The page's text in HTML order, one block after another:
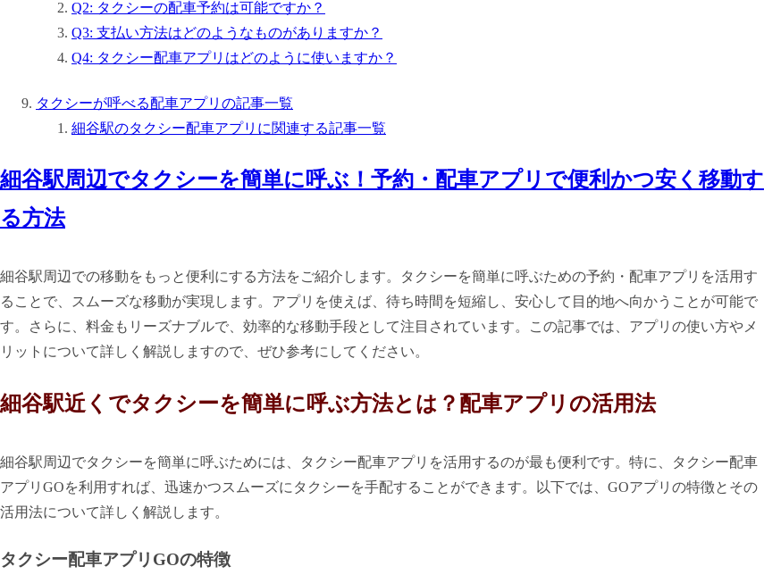
Q2: タクシーの配車予約は可能ですか？
Q3: 支払い方法はどのようなものがありますか？
Q4: タクシー配車アプリはどのように使いますか？
タクシーが呼べる配車アプリの記事一覧
細谷駅のタクシー配車アプリに関連する記事一覧
細谷駅周辺でタクシーを簡単に呼ぶ！予約・配車アプリで便利かつ安く移動す
る方法
細谷駅周辺での移動をもっと便利にする方法をご紹介します。タクシーを簡単に呼ぶための予約・配車アプリを活用す
ることで、スムーズな移動が実現します。アプリを使えば、待ち時間を短縮し、安心して目的地へ向かうことが可能で
す。さらに、料金もリーズナブルで、効率的な移動手段として注目されています。この記事では、アプリの使い方やメ
リットについて詳しく解説しますので、ぜひ参考にしてください。
細谷駅近くでタクシーを簡単に呼ぶ方法とは？配車アプリの活用法
細谷駅周辺でタクシーを簡単に呼ぶためには、タクシー配車アプリを活用するのが最も便利です。特に、タクシー配車
アプリGOを利用すれば、迅速かつスムーズにタクシーを手配することができます。以下では、GOアプリの特徴とその
活用法について詳しく解説します。
タクシー配車アプリGOの特徴